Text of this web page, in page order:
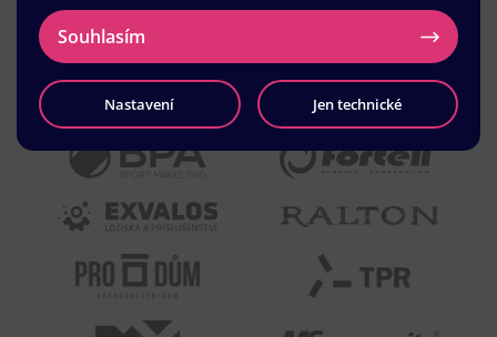
Souhlasím
Nastavení Jen technické